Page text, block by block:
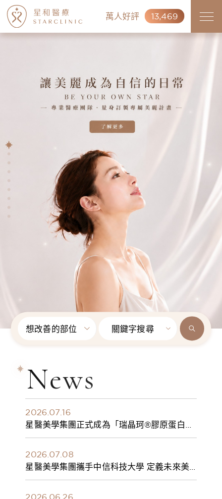
萬人好評 13,469
想改善的部位 關鍵字搜尋
News
2026.07.16
星醫美學集團正式成為「瑞晶珂®膠原蛋白植
入劑」台灣獨家總代理
2026.07.08
星醫美學集團攜手中信科技大學 定義未來美
學人才新標準 建構健康美學產學共育模式 串
2026.06.26